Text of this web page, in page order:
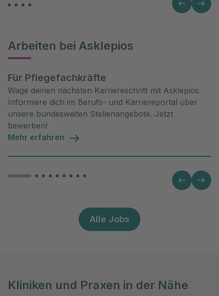
Arbeiten bei Asklepios
Für Pflegefachkräfte
Wage deinen nächsten Karriereschritt mit Asklepios.
Informiere dich im Berufs- und Karriereportal über
unsere bundesweiten Stellenangebote. Jetzt
bewerben!
Mehr erfahren
Alle Jobs
Kliniken und Praxen in der Nähe